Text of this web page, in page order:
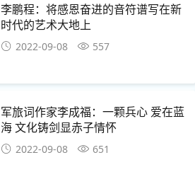
李鹏程：将感恩奋进的音符谱写在新
时代的艺术大地上
2022-09-08 557
军旅词作家李成福：一颗兵心 爱在蓝
海 文化铸剑显赤子情怀
2022-09-08 651